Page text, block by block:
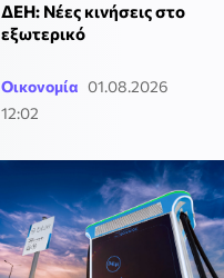
ΔΕΗ: Νέες κινήσεις στο
εξωτερικό
Οικονομία 01.08.2026
12:02